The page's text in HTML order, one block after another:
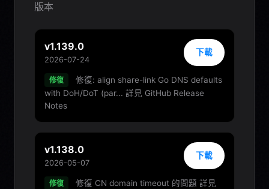
版本
v1.139.0
2026-07-24
下載
修復
修復: align share-link Go DNS defaults
with DoH/DoT (par... 詳見 GitHub Release
Notes
v1.138.0
2026-05-07
下載
修復
修復 CN domain timeout 的問題 詳見